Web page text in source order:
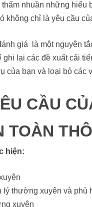
nhuần những
không chỉ là yêu cầu
giá là một nguyên
lại các đề xuất cải
của bạn và loại bỏ các
CẦU
TOÀN
hiện:
lý thường xuyên và phù
xuyên